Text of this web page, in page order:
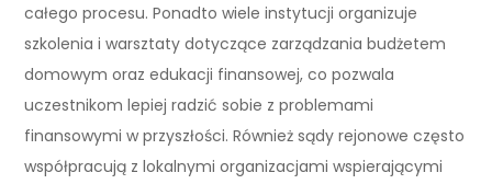
całego procesu. Ponadto wiele instytucji organizuje
szkolenia i warsztaty dotyczące zarządzania budżetem
domowym oraz edukacji finansowej, co pozwala
uczestnikom lepiej radzić sobie z problemami
finansowymi w przyszłości. Również sądy rejonowe często
współpracują z lokalnymi organizacjami wspierającymi